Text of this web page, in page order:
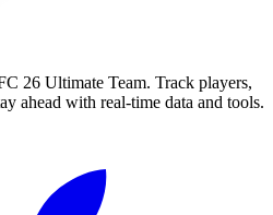
26 Ultimate Team. Track players,
ahead with real-time data and tools.